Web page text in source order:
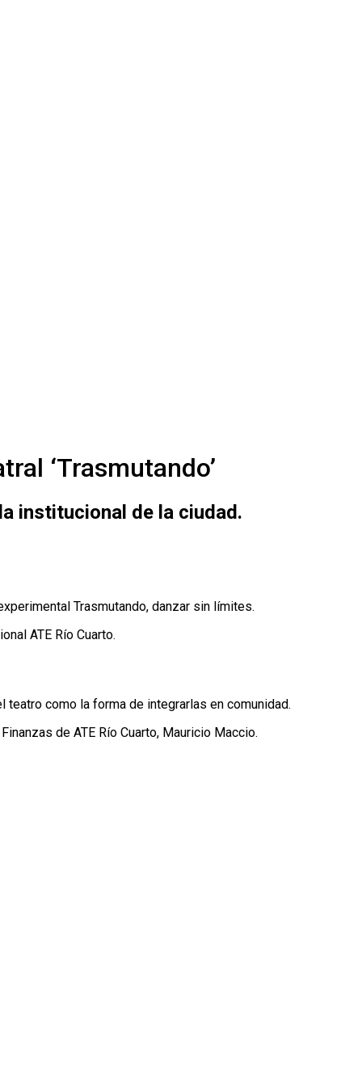
‘Trasmutando’
institucional de la ciudad.
Trasmutando, danzar sin límites.
ATE Río Cuarto.
como la forma de integrarlas en comunidad.
de ATE Río Cuarto, Mauricio Maccio.